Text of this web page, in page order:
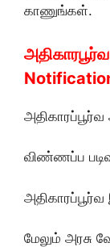
காணுங்கள்.
அதிகாரப்பூர்வ
விண்ணப்ப
மேலும் அரசு